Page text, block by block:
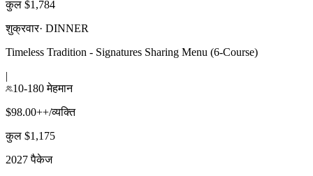
कुल $1,784
शुक्रवार· DINNER
Timeless Tradition - Signatures Sharing Menu (6-Course)
|
10-180 मेहमान
$98.00++/व्यक्ति
कुल $1,175
2027 पैकेज